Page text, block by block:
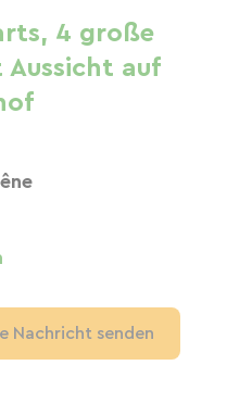
4 große
auf
Nachricht senden